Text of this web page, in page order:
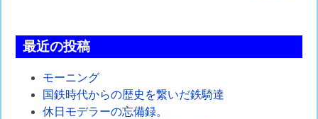
ビ
ゲ
ー
最近の投稿
モーニング
国鉄時代からの歴史を繋いだ鉄騎達
休日モデラーの忘備録。